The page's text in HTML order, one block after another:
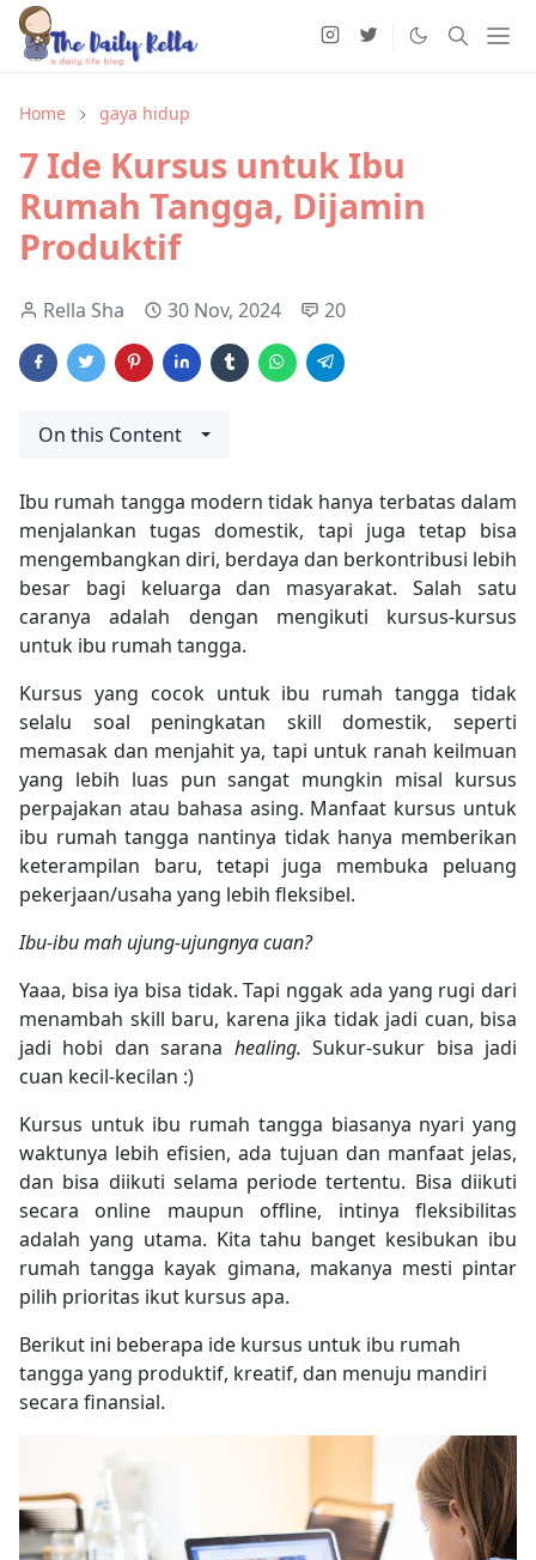
Home gaya hidup
7 Ide Kursus untuk Ibu
Rumah Tangga, Dijamin
Produktif
Rella Sha 30 Nov, 2024 20
On this Content
Ibu rumah tangga modern tidak hanya terbatas dalam
menjalankan tugas domestik, tapi juga tetap bisa
mengembangkan diri, berdaya dan berkontribusi lebih
besar bagi keluarga dan masyarakat. Salah satu
caranya adalah dengan mengikuti kursus-kursus
untuk ibu rumah tangga.
Kursus yang cocok untuk ibu rumah tangga tidak
selalu soal peningkatan skill domestik, seperti
memasak dan menjahit ya, tapi untuk ranah keilmuan
yang lebih luas pun sangat mungkin misal kursus
perpajakan atau bahasa asing. Manfaat kursus untuk
ibu rumah tangga nantinya tidak hanya memberikan
keterampilan baru, tetapi juga membuka peluang
pekerjaan/usaha yang lebih fleksibel.
Ibu-ibu mah ujung-ujungnya cuan?
Yaaa, bisa iya bisa tidak. Tapi nggak ada yang rugi dari
menambah skill baru, karena jika tidak jadi cuan, bisa
jadi hobi dan sarana healing. Sukur-sukur bisa jadi
cuan kecil-kecilan :)
Kursus untuk ibu rumah tangga biasanya nyari yang
waktunya lebih efisien, ada tujuan dan manfaat jelas,
dan bisa diikuti selama periode tertentu. Bisa diikuti
secara online maupun offline, intinya fleksibilitas
adalah yang utama. Kita tahu banget kesibukan ibu
rumah tangga kayak gimana, makanya mesti pintar
pilih prioritas ikut kursus apa.
Berikut ini beberapa ide kursus untuk ibu rumah
tangga yang produktif, kreatif, dan menuju mandiri
secara finansial.